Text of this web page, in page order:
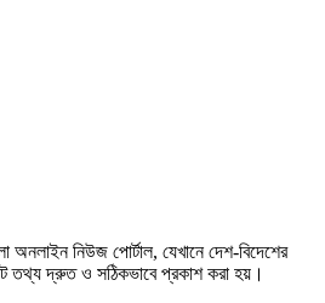
অনলাইন নিউজ পোর্টাল, যেখানে দেশ-বিদেশের
তথ্য দ্রুত ও সঠিকভাবে প্রকাশ করা হয়।